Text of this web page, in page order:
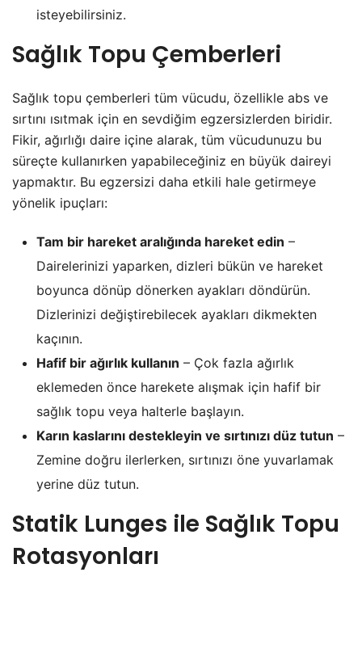
isteyebilirsiniz.
Sağlık Topu Çemberleri
Sağlık topu çemberleri tüm vücudu, özellikle abs ve
sırtını ısıtmak için en sevdiğim egzersizlerden biridir.
Fikir, ağırlığı daire içine alarak, tüm vücudunuzu bu
süreçte kullanırken yapabileceğiniz en büyük daireyi
yapmaktır. Bu egzersizi daha etkili hale getirmeye
yönelik ipuçları:
Tam bir hareket aralığında hareket edin –
Dairelerinizi yaparken, dizleri bükün ve hareket
boyunca dönüp dönerken ayakları döndürün.
Dizlerinizi değiştirebilecek ayakları dikmekten
kaçının.
Hafif bir ağırlık kullanın – Çok fazla ağırlık
eklemeden önce harekete alışmak için hafif bir
sağlık topu veya halterle başlayın.
Karın kaslarını destekleyin ve sırtınızı düz tutun –
Zemine doğru ilerlerken, sırtınızı öne yuvarlamak
yerine düz tutun.
Statik Lunges ile Sağlık Topu
Rotasyonları